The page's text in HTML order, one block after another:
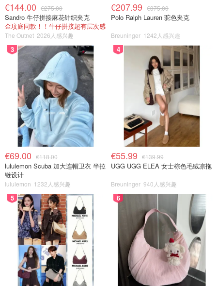
€144.00 €275.00
Sandro 牛仔拼接麻花针织夹克
金玟庭同款！！牛仔拼接超有层次感
The Outnet 2026人感兴趣
€207.99 €375.00
Polo Ralph Lauren 驼色夹克
Breuninger 1242人感兴趣
3
€69.00 €118.00
lululemon Scuba 加大连帽卫衣 半拉
链设计
lululemon 1232人感兴趣
4
€55.99 €139.99
UGG UGG ELEA 女士棕色毛绒凉拖
Breuninger 940人感兴趣
5 6